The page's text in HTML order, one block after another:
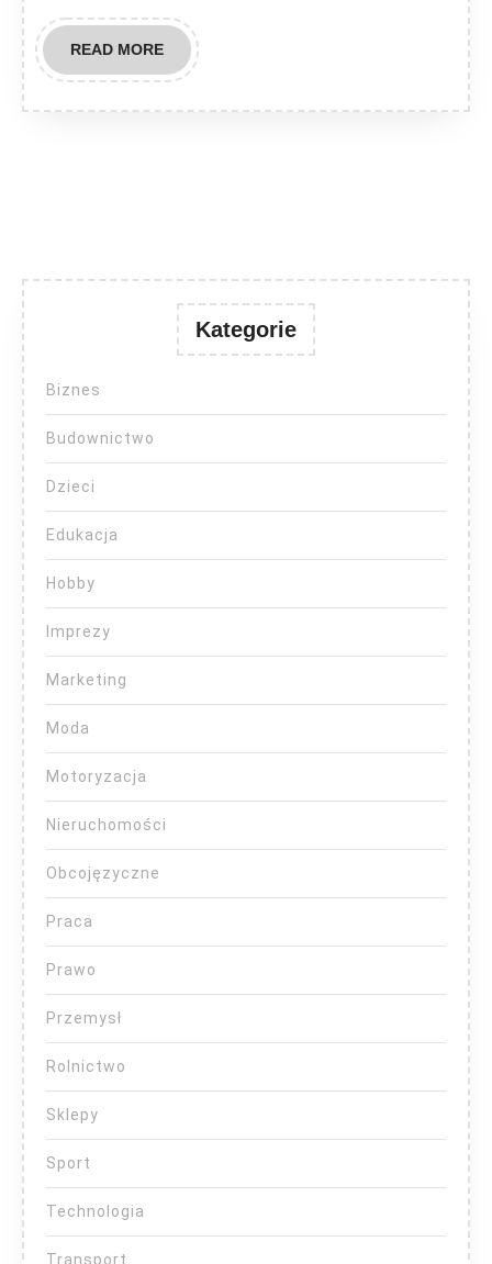
READ MOREREAD
MORE
Kategorie
Biznes
Budownictwo
Dzieci
Edukacja
Hobby
Imprezy
Marketing
Moda
Motoryzacja
Nieruchomości
Obcojęzyczne
Praca
Prawo
Przemysł
Rolnictwo
Sklepy
Sport
Technologia
Transport